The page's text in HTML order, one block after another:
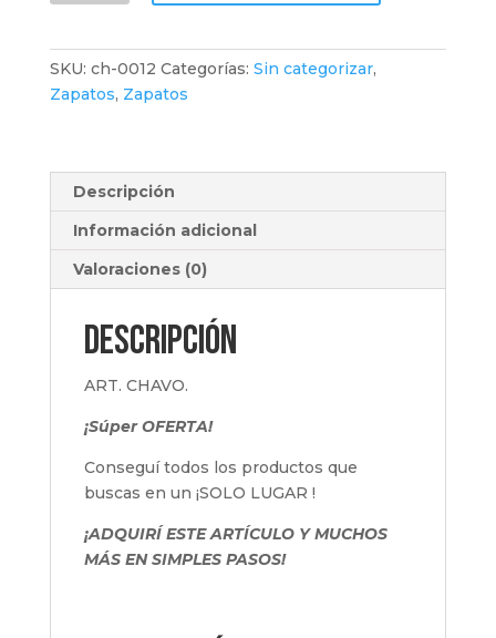
SKU: ch-0012 Categorías: Sin categorizar,
Zapatos, Zapatos
Descripción
Información adicional
Valoraciones (0)
Descripción
ART. CHAVO.
¡Súper OFERTA!
Conseguí todos los productos que
buscas en un ¡SOLO LUGAR !
¡ADQUIRÍ ESTE ARTÍCULO Y MUCHOS
MÁS EN SIMPLES PASOS!